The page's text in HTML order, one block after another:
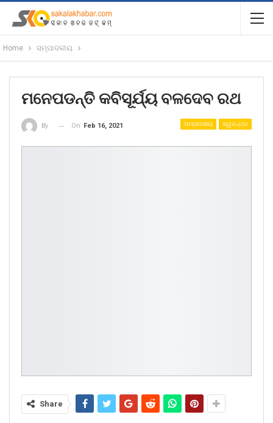
Home ସମ୍ପାଦକୀୟ
ମନେପଡନ୍ତି କବିସୂର୍ଯ୍ୟ ବଳଦେବ ରଥ
ସମ୍ପାଦକୀୟ ସ୍ୱତନ୍ତ୍ର
By On Feb 16, 2021
Share